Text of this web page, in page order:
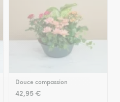
Douce compassion
42,95 €